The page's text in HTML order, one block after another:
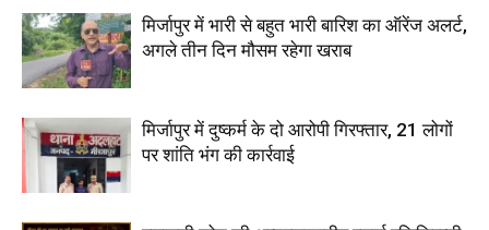
मिर्जापुर में भारी से बहुत भारी बारिश का ऑरेंज अलर्ट,
अगले तीन दिन मौसम रहेगा खराब
मिर्जापुर में दुष्कर्म के दो आरोपी गिरफ्तार, 21 लोगों
पर शांति भंग की कार्रवाई